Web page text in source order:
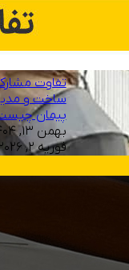
تفاوت
ساخت و
پیمان
فوریه ۲, ۲۰۲۶